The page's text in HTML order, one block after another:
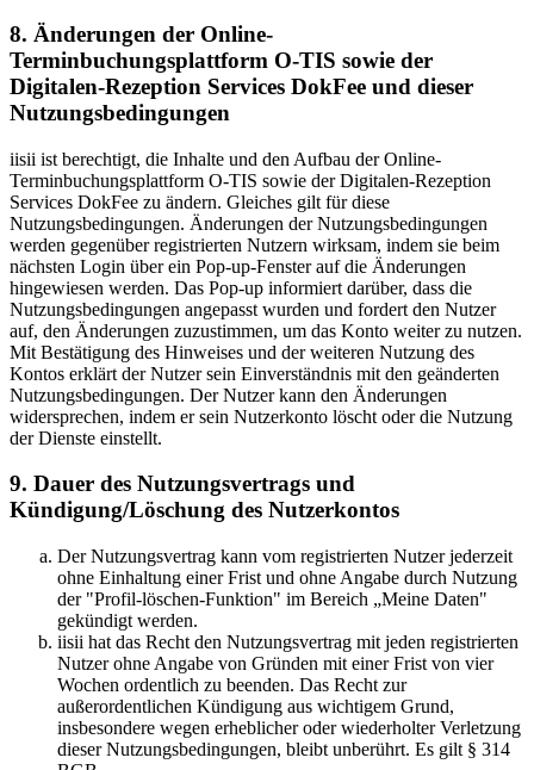
8. Änderungen der Online-
Terminbuchungsplattform O-TIS sowie der
Digitalen-Rezeption Services DokFee und dieser
Nutzungsbedingungen
iisii ist berechtigt, die Inhalte und den Aufbau der Online-
Terminbuchungsplattform O-TIS sowie der Digitalen-Rezeption
Services DokFee zu ändern. Gleiches gilt für diese
Nutzungsbedingungen. Änderungen der Nutzungsbedingungen
werden gegenüber registrierten Nutzern wirksam, indem sie beim
nächsten Login über ein Pop-up-Fenster auf die Änderungen
hingewiesen werden. Das Pop-up informiert darüber, dass die
Nutzungsbedingungen angepasst wurden und fordert den Nutzer
auf, den Änderungen zuzustimmen, um das Konto weiter zu nutzen.
Mit Bestätigung des Hinweises und der weiteren Nutzung des
Kontos erklärt der Nutzer sein Einverständnis mit den geänderten
Nutzungsbedingungen. Der Nutzer kann den Änderungen
widersprechen, indem er sein Nutzerkonto löscht oder die Nutzung
der Dienste einstellt.
9. Dauer des Nutzungsvertrags und
Kündigung/Löschung des Nutzerkontos
Der Nutzungsvertrag kann vom registrierten Nutzer jederzeit
ohne Einhaltung einer Frist und ohne Angabe durch Nutzung
der "Profil-löschen-Funktion" im Bereich „Meine Daten"
gekündigt werden.
iisii hat das Recht den Nutzungsvertrag mit jeden registrierten
Nutzer ohne Angabe von Gründen mit einer Frist von vier
Wochen ordentlich zu beenden. Das Recht zur
außerordentlichen Kündigung aus wichtigem Grund,
insbesondere wegen erheblicher oder wiederholter Verletzung
dieser Nutzungsbedingungen, bleibt unberührt. Es gilt § 314